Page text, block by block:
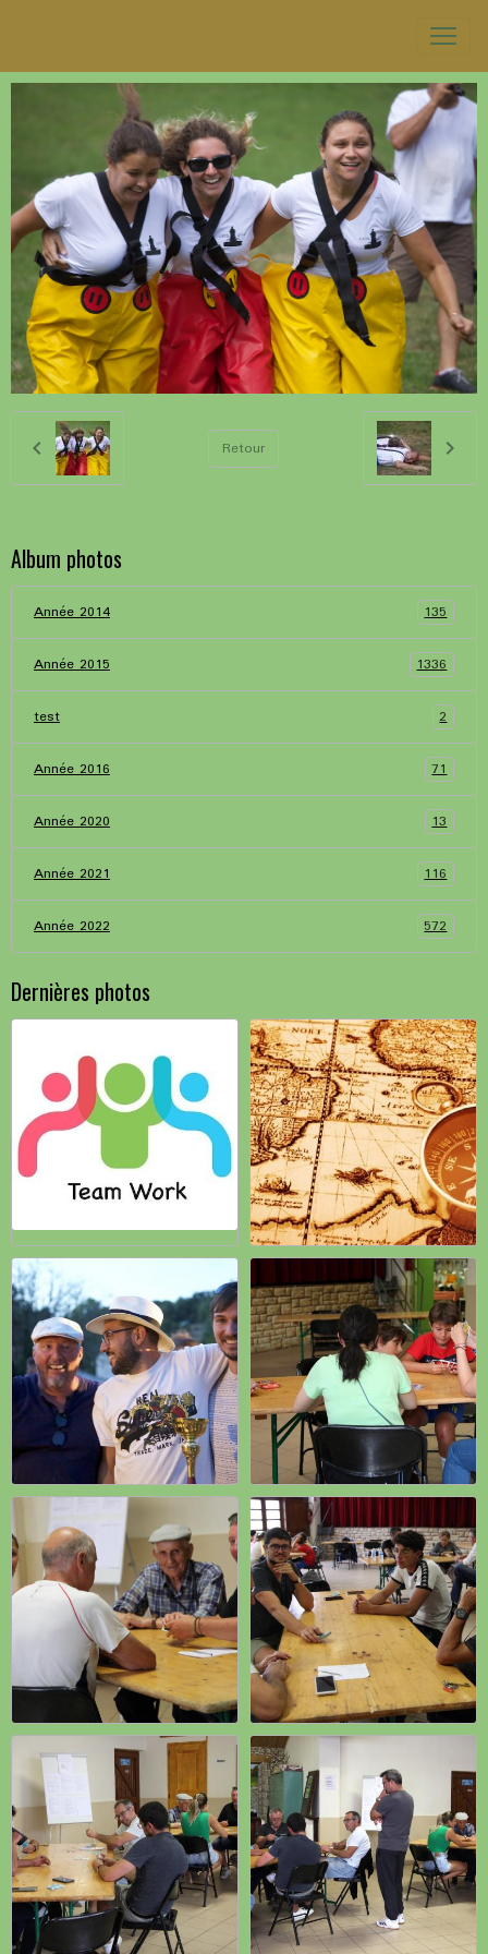
Retour
Album photos
Année 2014 135
Année 2015 1336
test 2
Année 2016 71
Année 2020 13
Année 2021 116
Année 2022 572
Dernières photos